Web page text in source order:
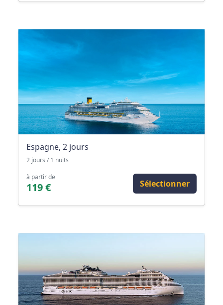
Espagne, 2 jours
2 jours / 1 nuits
à partir de
119 € Sélectionner